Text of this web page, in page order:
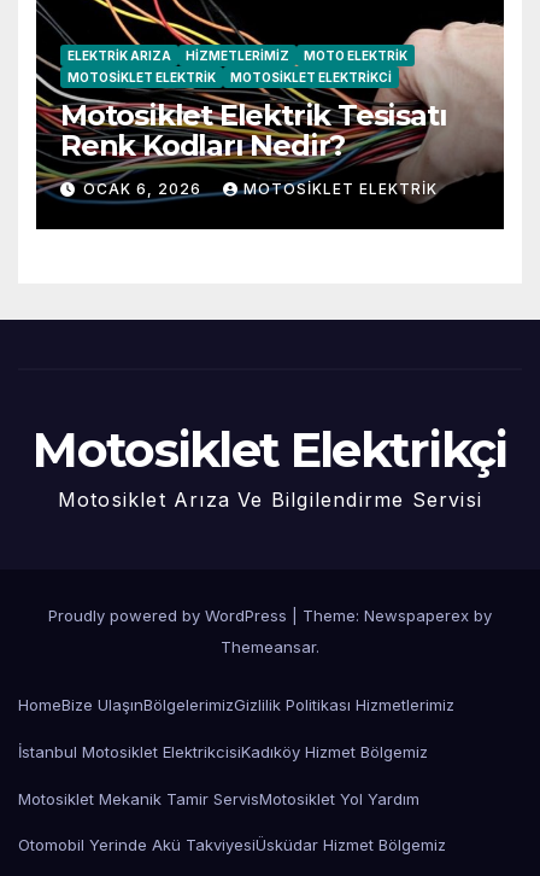
ELEKTRIK ARIZA HIZMETLERIMIZ
MOTO ELEKTRIK
MOTOSIKLET ELEKTRIK
MOTOSIKLET ELEKTRIKCI
Motosiklet Elektrik Tesisatı
Renk Kodları Nedir?
OCAK 6, 2026 MOTOSIKLET ELEKTRIK
Motosiklet Elektrikçi
Motosiklet Arıza Ve Bilgilendirme Servisi
Proudly powered by WordPress
Theme: Newspaperex by
Themeansar.
HomeBize UlaşınBölgelerimizGizlilik Politikası Hizmetlerimiz
İstanbul Motosiklet ElektrikcisiKadıköy Hizmet Bölgemiz
Motosiklet Mekanik Tamir ServisMotosiklet Yol Yardım
Otomobil Yerinde Akü TakviyesiÜsküdar Hizmet Bölgemiz